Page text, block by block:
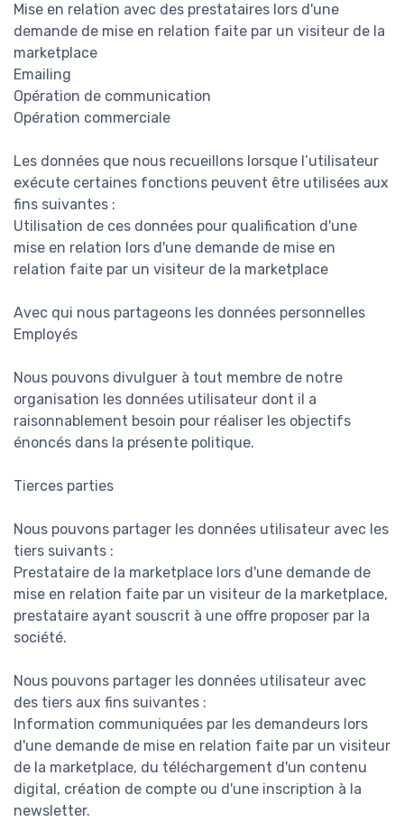
Mise en relation avec des prestataires lors d'une
demande de mise en relation faite par un visiteur de la
marketplace
Emailing
Opération de communication
Opération commerciale
Les données que nous recueillons lorsque l’utilisateur
exécute certaines fonctions peuvent être utilisées aux
fins suivantes :
Utilisation de ces données pour qualification d'une
mise en relation lors d'une demande de mise en
relation faite par un visiteur de la marketplace
Avec qui nous partageons les données personnelles
Employés
Nous pouvons divulguer à tout membre de notre
organisation les données utilisateur dont il a
raisonnablement besoin pour réaliser les objectifs
énoncés dans la présente politique.
Tierces parties
Nous pouvons partager les données utilisateur avec les
tiers suivants :
Prestataire de la marketplace lors d'une demande de
mise en relation faite par un visiteur de la marketplace,
prestataire ayant souscrit à une offre proposer par la
société.
Nous pouvons partager les données utilisateur avec
des tiers aux fins suivantes :
Information communiquées par les demandeurs lors
d'une demande de mise en relation faite par un visiteur
de la marketplace, du téléchargement d'un contenu
digital, création de compte ou d'une inscription à la
newsletter.